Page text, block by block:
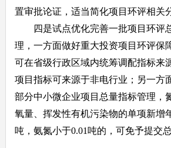
置审批论证，适当简化项目环评相关
四是试点优化完善一批项目环评
理，一方面做好重大投资项目环评保
可在省级行政区域内统筹调配指标来
项目指标可来源于非电行业；另一方
部分中小微企业项目总量指标管理，
氧量、挥发性有机污染物的单项新增
吨，氨氮小于0.01吨的，可免予提交